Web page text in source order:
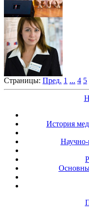
Страницы: Пред. 1 ... 4 5
История
Научно-